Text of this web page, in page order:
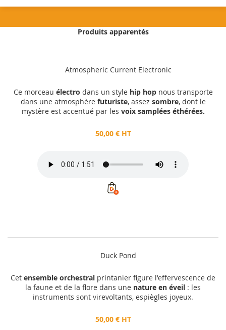
Ajouter au panier
Produits apparentés
Atmospheric Current Electronic
Ce morceau électro dans un stylehip hopnous transporte
dans une atmosphère futuriste, assez sombre, dont le
mystère est accentué par les voix samplées éthérées.
50,00 € HT
Duck Pond
Cet ensemble orchestral printanier figure l'effervescence de
la faune et de la flore dans une nature en éveil : les
instruments sont virevoltants, espiègles joyeux.
50,00 € HT